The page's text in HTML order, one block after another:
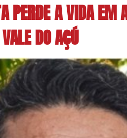
PERDE A VIDA EM
DO AÇÚ